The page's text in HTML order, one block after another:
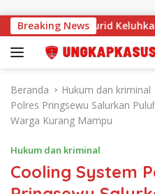
Breaking News
Wali Murid Keluhkan Beban
Beranda Hukum dan kriminal
Polres Pringsewu Salurkan
Warga Kurang Mampu
Hukum dan kriminal
Cooling System